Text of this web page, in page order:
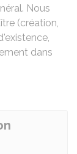
Nous
(création,
dans